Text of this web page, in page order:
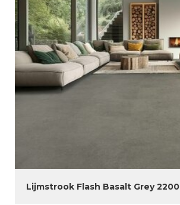
Lijmstrook Flash Basalt Grey 2200